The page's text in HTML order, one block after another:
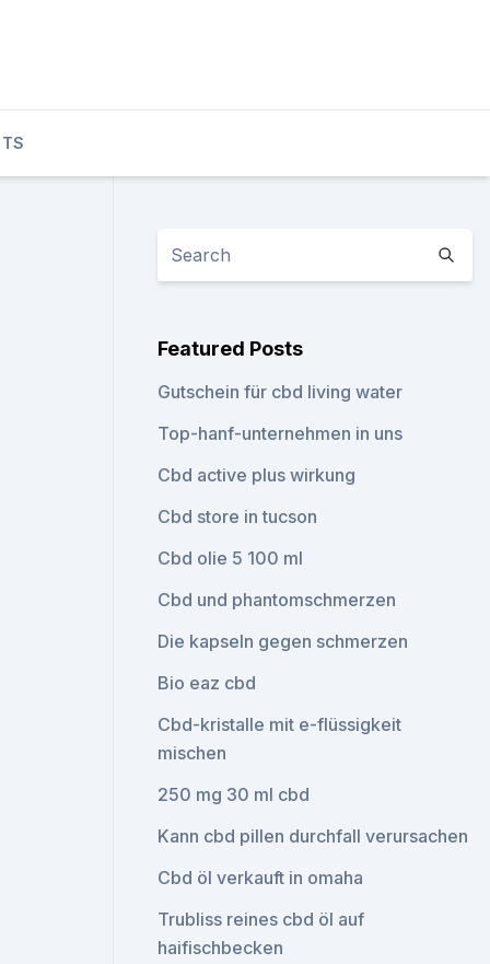
Featured Posts
Gutschein für cbd living water
Top-hanf-unternehmen in uns
Cbd active plus wirkung
Cbd store in tucson
Cbd olie 5 100 ml
Cbd und phantomschmerzen
Die kapseln gegen schmerzen
Bio eaz cbd
Cbd-kristalle mit e-flüssigkeit
mischen
250 mg 30 ml cbd
Kann cbd pillen durchfall verursachen
Cbd öl verkauft in omaha
Trubliss reines cbd öl auf
haifischbecken